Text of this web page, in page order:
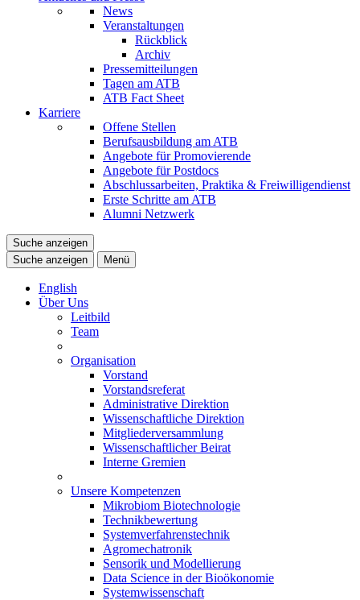
News
Veranstaltungen
Rückblick
Archiv
Pressemitteilungen
Tagen am ATB
ATB Fact Sheet
Karriere
Offene Stellen
Berufsausbildung am ATB
Angebote für Promovierende
Angebote für Postdocs
Abschlussarbeiten, Praktika & Freiwilligendienst
Erste Schritte am ATB
Alumni Netzwerk
Suche anzeigen
Suche anzeigen
Menü
English
Über Uns
Leitbild
Team
Organisation
Vorstand
Vorstandsreferat
Administrative Direktion
Wissenschaftliche Direktion
Mitgliederversammlung
Wissenschaftlicher Beirat
Interne Gremien
Unsere Kompetenzen
Mikrobiom Biotechnologie
Technikbewertung
Systemverfahrenstechnik
Agromechatronik
Sensorik und Modellierung
Data Science in der Bioökonomie
Systemwissenschaft